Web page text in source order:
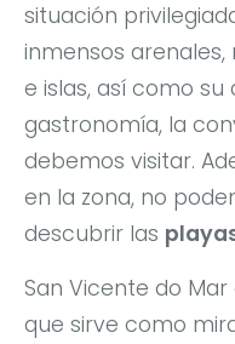
situación
inmensos
e islas, así como
gastronomía, la
debemos visitar.
en la zona, no
descubrir las
San Vicente do
que sirve como